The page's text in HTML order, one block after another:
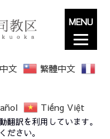
文
繁體中文
Tiếng Việt
翻訳を利用しています。
ださい。
MENU